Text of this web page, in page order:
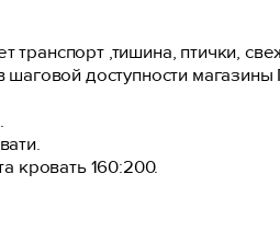
,тишина, птички,
доступности
кровать 160:200.